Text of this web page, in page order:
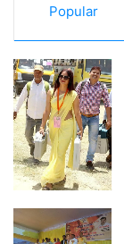
Popular